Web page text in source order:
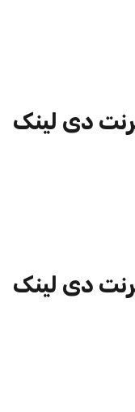
دی لینک
دی لینک